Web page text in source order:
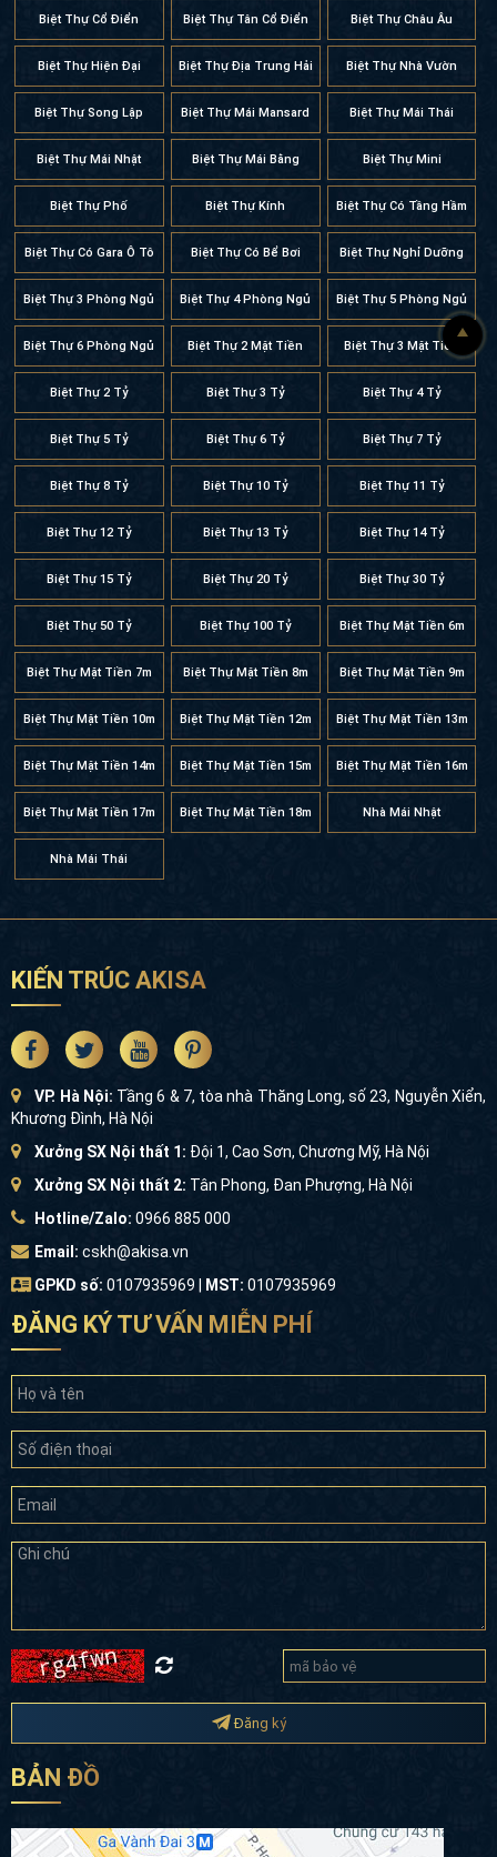
Biệt Thự Cổ Điển Biệt Thự Tân Cổ Điển Biệt Thự Châu Âu
Biệt Thự Hiện Đại Biệt Thự Địa Trung Hải Biệt Thự Nhà Vườn
Biệt Thự Song Lập Biệt Thự Mái Mansard Biệt Thự Mái Thái
Biệt Thự Mái Nhật Biệt Thự Mái Bằng Biệt Thự Mini
Biệt Thự Phố Biệt Thự Kính Biệt Thự Có Tầng Hầm
Biệt Thự Có Gara Ô Tô Biệt Thự Có Bể Bơi Biệt Thự Nghỉ Dưỡng
Biệt Thự 3 Phòng Ngủ Biệt Thự 4 Phòng Ngủ Biệt Thự 5 Phòng Ngủ
Biệt Thự 6 Phòng Ngủ Biệt Thự 2 Mặt Tiền Biệt Thự 3 Mặt Tiền
Biệt Thự 2 Tỷ Biệt Thự 3 Tỷ Biệt Thự 4 Tỷ
Biệt Thự 5 Tỷ Biệt Thự 6 Tỷ Biệt Thự 7 Tỷ
Biệt Thự 8 Tỷ Biệt Thự 10 Tỷ Biệt Thự 11 Tỷ
Biệt Thự 12 Tỷ Biệt Thự 13 Tỷ Biệt Thự 14 Tỷ
Biệt Thự 15 Tỷ Biệt Thự 20 Tỷ Biệt Thự 30 Tỷ
Biệt Thự 50 Tỷ Biệt Thự 100 Tỷ Biệt Thự Mặt Tiền 6m
Biệt Thự Mặt Tiền 7m Biệt Thự Mặt Tiền 8m Biệt Thự Mặt Tiền 9m
Biệt Thự Mặt Tiền 10m Biệt Thự Mặt Tiền 12m Biệt Thự Mặt Tiền 13m
Biệt Thự Mặt Tiền 14m Biệt Thự Mặt Tiền 15m Biệt Thự Mặt Tiền 16m
Biệt Thự Mặt Tiền 17m Biệt Thự Mặt Tiền 18m Nhà Mái Nhật
Nhà Mái Thái
KIẾN TRÚC AKISA
VP. Hà Nội: Tầng 6 & 7, tòa nhà Thăng Long, số 23, Nguyễn Xiển,
Khương Đình, Hà Nội
Xưởng SX Nội thất 1: Đội 1, Cao Sơn, Chương Mỹ, Hà Nội
Xưởng SX Nội thất 2: Tân Phong, Đan Phượng, Hà Nội
Hotline/Zalo: 0966 885 000
Email: cskh@akisa.vn
GPKD số: 0107935969 | MST: 0107935969
ĐĂNG KÝ TƯ VẤN MIỄN PHÍ
Đăng ký
BẢN ĐỒ